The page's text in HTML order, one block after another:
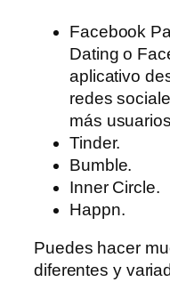
Facebook
Dating o
aplicativo
redes
más
Tinder.
Bumble.
Inner Circle.
Happn.
Puedes hacer
diferentes y